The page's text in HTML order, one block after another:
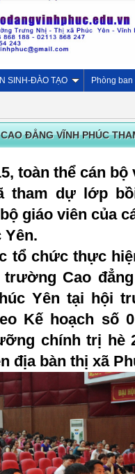
SINH-ĐÀO TẠO Phòng ban
ĐẲNG VĨNH PHÚC
toàn thể cán
tham dự lớp
giáo viên của
Yên.
tổ chức thực
Cao
Yên tại hội
Kế hoạch số
chính trị hè
địa bàn thị xã